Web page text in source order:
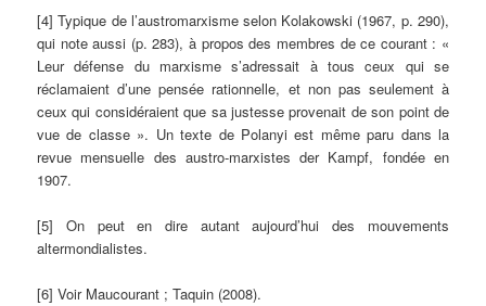
[4] Typique de l’austromarxisme selon Kolakowski (1967, p. 290),
qui note aussi (p. 283), à propos des membres de ce courant : «
Leur défense du marxisme s’adressait à tous ceux qui se
réclamaient d’une pensée rationnelle, et non pas seulement à
ceux qui considéraient que sa justesse provenait de son point de
vue de classe ». Un texte de Polanyi est même paru dans la
revue mensuelle des austro-marxistes der Kampf, fondée en
1907.
[5] On peut en dire autant aujourd’hui des mouvements
altermondialistes.
[6] Voir Maucourant ; Taquin (2008).